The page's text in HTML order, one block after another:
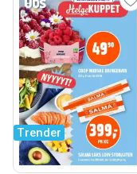
Trender